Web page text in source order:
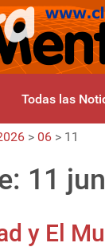
Todas las
> 06 > 11
11
y El